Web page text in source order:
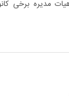
مدیره برخی